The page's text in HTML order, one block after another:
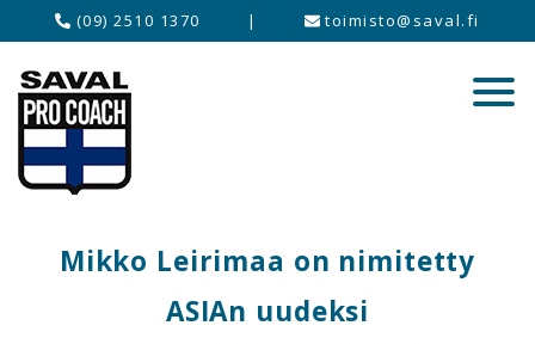
(09) 2510 1370 | toimisto@saval.fi
Mikko Leirimaa on nimitetty
ASIAn uudeksi